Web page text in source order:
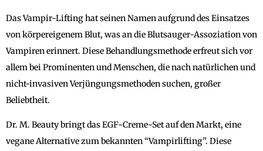
Das Vampir-Lifting hat seinen Namen aufgrund des Einsatzes
von körpereigenem Blut, was an die Blutsauger-Assoziation von
Vampiren erinnert. Diese Behandlungsmethode erfreut sich vor
allem bei Prominenten und Menschen, die nach natürlichen und
nicht-invasiven Verjüngungsmethoden suchen, großer
Beliebtheit.
Dr. M. Beauty bringt das EGF-Creme-Set auf den Markt, eine
vegane Alternative zum bekannten “Vampirlifting”. Diese